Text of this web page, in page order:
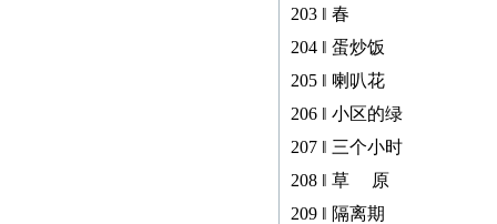
203 ‖ 春
204 ‖ 蛋炒饭
205 ‖ 喇叭花
206 ‖ 小区的绿
207 ‖ 三个小时
208 ‖ 草 原
209 ‖ 隔离期